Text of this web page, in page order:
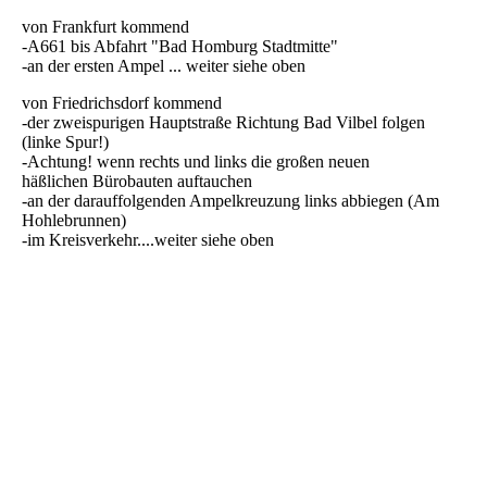
von Frankfurt kommend
-A661 bis Abfahrt "Bad Homburg Stadtmitte"
-an der ersten Ampel ... weiter siehe oben
von Friedrichsdorf kommend
-der zweispurigen Hauptstraße Richtung Bad Vilbel folgen
(linke Spur!)
-Achtung! wenn rechts und links die großen neuen
häßlichen Bürobauten auftauchen
-an der darauffolgenden Ampelkreuzung links abbiegen (Am
Hohlebrunnen)
-im Kreisverkehr....weiter siehe oben